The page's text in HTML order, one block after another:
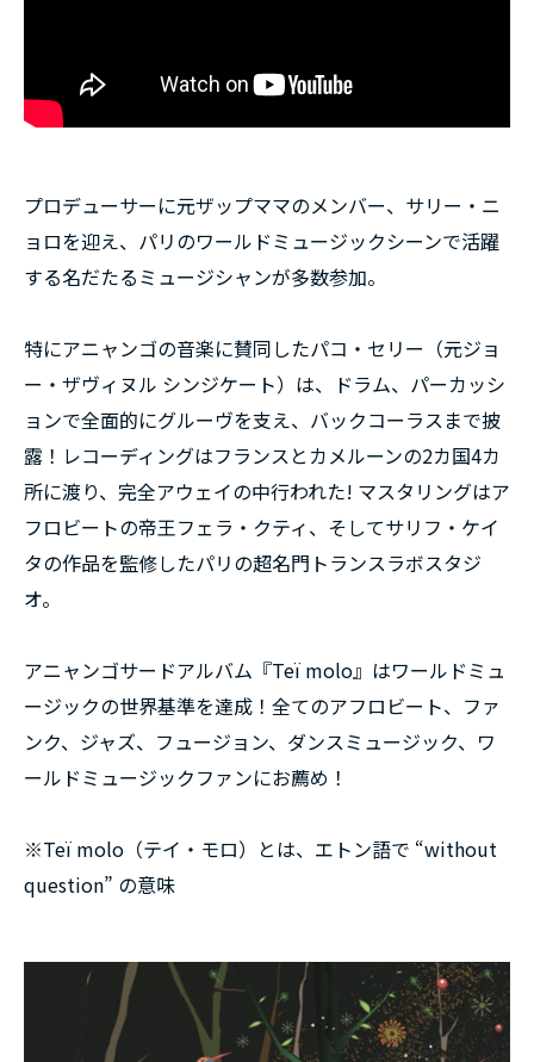
プロデューサーに元ザップママのメンバー、サリー・ニ
ョロを迎え、パリのワールドミュージックシーンで活躍
する名だたるミュージシャンが多数参加。
特にアニャンゴの音楽に賛同したパコ・セリー（元ジョ
ー・ザヴィヌル シンジケート）は、ドラム、パーカッシ
ョンで全面的にグルーヴを支え、バックコーラスまで披
露！レコーディングはフランスとカメルーンの2カ国4カ
所に渡り、完全アウェイの中行われた! マスタリングはア
フロビートの帝王フェラ・クティ、そしてサリフ・ケイ
タの作品を監修したパリの超名門トランスラボスタジ
オ。
アニャンゴサードアルバム『Teï molo』はワールドミュ
ージックの世界基準を達成！全てのアフロビート、ファ
ンク、ジャズ、フュージョン、ダンスミュージック、ワ
ールドミュージックファンにお薦め！
※Teï molo（テイ・モロ）とは、エトン語で “without
question” の意味